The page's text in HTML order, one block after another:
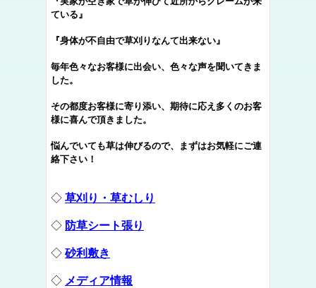
ている』
『身体が不自由で草刈りなんて出来ない』
毎年色々なお客様に出会い、色々な声を聞いてきま
した。
その都度お客様に寄り添い、期待に応え多くのお客
様に喜んで頂きました。
悩んでいても草は伸びるので、まずはお気軽にご連
絡下さい！
◇ 草刈り・草むしり
◇ 防草シート張り
◇ 砂利敷き
◇ メディア情報